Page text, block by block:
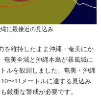
に最接近の見込み
を維持したまま沖縄・奄美にか
奄美全域と沖縄本島が暴風域に
ルを観測しました。奄美・沖縄
〜11メートルに達する見込み
厳重な警戒が必要です。